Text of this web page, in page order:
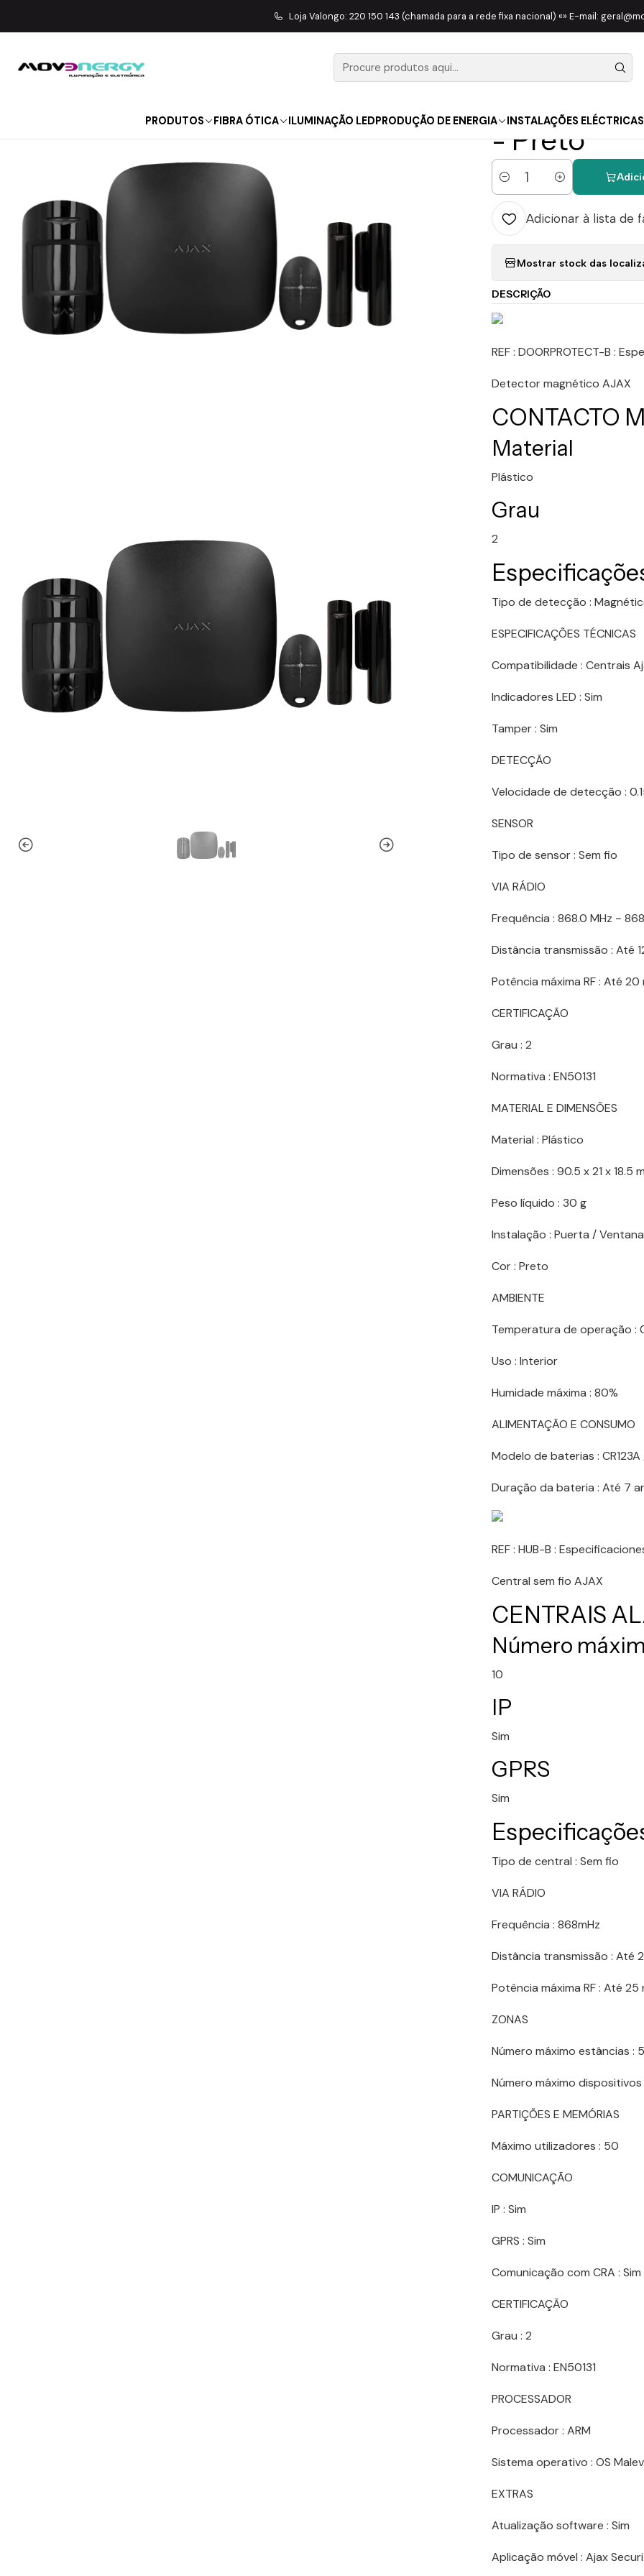
PRODUTOS FIBRA ÓTICA ILUMINAÇÃO LEDPRODUÇÃO DE ENERGIA INSTALAÇÕES ELÉCTRICAS
Loja Valongo: 220 150 143 (chamada para a rede fixa nacional) «» E-mail:
VIGILÂNCIA | SEGURANÇA ALARMES Kit Alarme Ajax | Incluí 1x Sensor PIR | 1x
Kit Alarme
PIR | 1x
- Preto
Quantidade
Adicionar à lista de
Mostrar stock das
DESCRIÇÃO
REF : DOORPROTECT-B :
Detector magnético AJAX
CONTACTO
Material
Plástico
Grau
2
Tipo de detecção :
ESPECIFICAÇÕES TÉCNICAS
Compatibilidade : Centrais
Indicadores LED : Sim
Tamper : Sim
DETECÇÃO
Velocidade de detecção :
SENSOR
Tipo de sensor : Sem fio
VIA RÁDIO
Frequência : 868.0 MHz ~
Distância transmissão : Até
Potência máxima RF : Até 20
CERTIFICAÇÃO
Grau : 2
Normativa : EN50131
MATERIAL E DIMENSÕES
Material : Plástico
Dimensões : 90.5 x 21 x 18.5
Peso líquido : 30 g
Instalação : Puerta / Ventana
Cor : Preto
AMBIENTE
Temperatura de operação :
Uso : Interior
Humidade máxima : 80%
ALIMENTAÇÃO E CONSUMO
Modelo de baterias : CR123A
Duração da bateria : Até 7
REF : HUB-B :
Central sem fio AJAX
CENTRAIS
Número
10
IP
Sim
GPRS
Sim
Tipo de central : Sem fio
VIA RÁDIO
Frequência : 868mHz
Distância transmissão : Até
Potência máxima RF : Até 25
ZONAS
Número máximo estâncias :
Número máximo dispositivos
PARTIÇÕES E MEMÓRIAS
Máximo utilizadores : 50
COMUNICAÇÃO
IP : Sim
GPRS : Sim
Comunicação com CRA : Sim
CERTIFICAÇÃO
Grau : 2
Normativa : EN50131
PROCESSADOR
Processador : ARM
Sistema operativo : OS
EXTRAS
Atualização software : Sim
Aplicação móvel : Ajax